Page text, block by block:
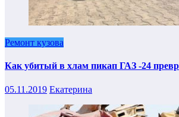
Ремонт кузова
Как убитый в хлам пикап ГАЗ -24
05.11.2019 Екатерина